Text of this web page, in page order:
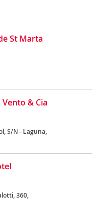
St Marta
& Cia
S/N - Laguna,
360,